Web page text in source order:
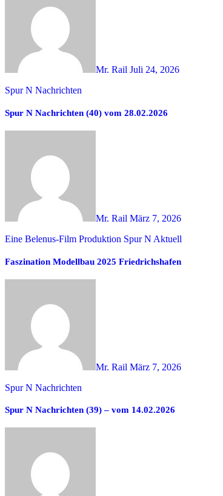
Mr. Rail Juli 24, 2026
Spur N Nachrichten
Spur N Nachrichten (40) vom 28.02.2026
Mr. Rail März 7, 2026
Eine Belenus-Film Produktion Spur N Aktuell
Faszination Modellbau 2025 Friedrichshafen
Mr. Rail März 7, 2026
Spur N Nachrichten
Spur N Nachrichten (39) – vom 14.02.2026